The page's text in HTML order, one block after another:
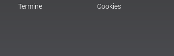
Termine
Cookies